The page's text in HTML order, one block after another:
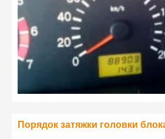
Порядок затяжки головки